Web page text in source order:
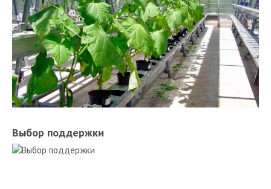
Выбор поддержки